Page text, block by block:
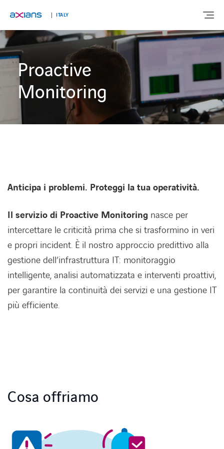
ITALY
CHI SIAMO
SOLUZIONI
INNOVAZIONE
NEWS E APPROFONDIMENTI
Lavora con noi
Contatti
CHI SIAMO
SOLUZIONI
INNOVAZIONE
NEWS E APPROFONDIMENTI
Lavora con noi
Contatti
Search
keywords
Proactive
Monitoring
Anticipa i problemi. Proteggi la tua operatività.
Il servizio di Proactive Monitoring nasce per
intercettare le criticità prima che si trasformino in veri
e propri incident. È il nostro approccio predittivo alla
gestione dell’infrastruttura IT: monitoraggio
intelligente, analisi automatizzata e interventi proattivi,
per garantire la continuità dei servizi e una gestione IT
più efficiente.
Cosa offriamo